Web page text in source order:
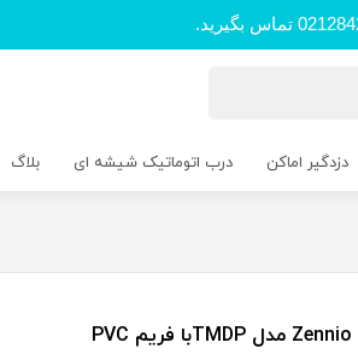
دزدگیر اماکن درب اتوماتیک شیشه ای بلاگ